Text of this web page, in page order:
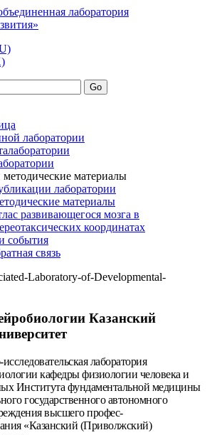
Go
лаборатории
лаборатории
методические материалы
лаборатории
материалы
развивающегося мозга в
координатах
события
связь
Казанский
лаборатория
кафедры физиологии человека и
Института фундаментальной медицины
государственного автономного
высшего профес-
«Казанский (Приволжский)